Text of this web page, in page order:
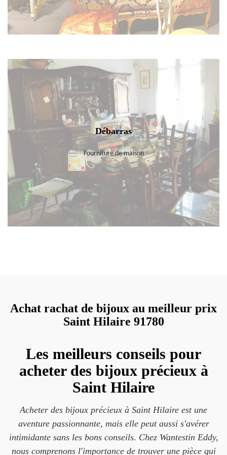
Débarras
Fourniture de maison
Achat rachat de bijoux au meilleur prix
Saint Hilaire 91780
Les meilleurs conseils pour
acheter des bijoux précieux à
Saint Hilaire
Acheter des bijoux précieux à Saint Hilaire est une
aventure passionnante, mais elle peut aussi s'avérer
intimidante sans les bons conseils. Chez Wantestin Eddy,
nous comprenons l'importance de trouver une pièce qui